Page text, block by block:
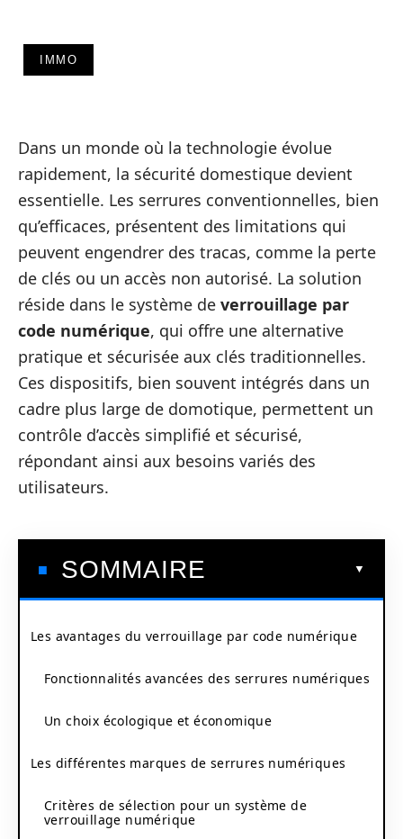
IMMO
Dans un monde où la technologie évolue
rapidement, la sécurité domestique devient
essentielle. Les serrures conventionnelles, bien
qu’efficaces, présentent des limitations qui
peuvent engendrer des tracas, comme la perte
de clés ou un accès non autorisé. La solution
réside dans le système de verrouillage par
code numérique, qui offre une alternative
pratique et sécurisée aux clés traditionnelles.
Ces dispositifs, bien souvent intégrés dans un
cadre plus large de domotique, permettent un
contrôle d’accès simplifié et sécurisé,
répondant ainsi aux besoins variés des
utilisateurs.
SOMMAIRE
Les avantages du verrouillage par code numérique
Fonctionnalités avancées des serrures numériques
Un choix écologique et économique
Les différentes marques de serrures numériques
Critères de sélection pour un système de
verrouillage numérique